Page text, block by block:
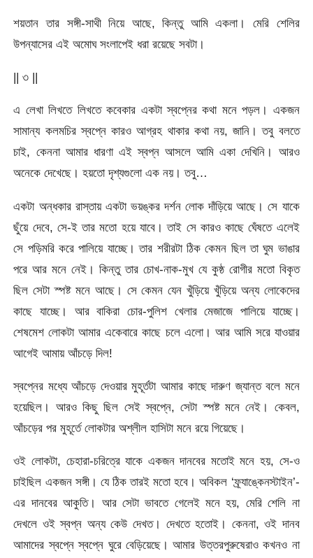
শয়তান তার সঙ্গী-সাথী নিয়ে আছে, কিন্তু আমি একলা। মেরি শেলির
উপন্যাসের এই অমোঘ সংলাপেই ধরা রয়েছে সবটা।
|| ৩ ||
এ লেখা লিখতে লিখতে কবেকার একটা স্বপ্নের কথা মনে পড়ল। একজন
সামান্য কলমচির স্বপ্নে কারও আগ্রহ থাকার কথা নয়, জানি। তবু বলতে
চাই, কেননা আমার ধারণা এই স্বপ্ন আসলে আমি একা দেখিনি। আরও
অনেকে দেখেছে। হয়তো দৃশ্যগুলো এক নয়। তবু…
একটা অন্ধকার রাস্তায় একটা ভয়ঙ্কর দর্শন লোক দাঁড়িয়ে আছে। সে যাকে
ছুঁয়ে দেবে, সে-ই তার মতো হয়ে যাবে। তাই সে কারও কাছে ঘেঁষতে এলেই
সে পড়িমরি করে পালিয়ে যাচ্ছে। তার শরীরটা ঠিক কেমন ছিল তা ঘুম ভাঙার
পরে আর মনে নেই। কিন্তু তার চোখ-নাক-মুখ যে কুষ্ঠ রোগীর মতো বিকৃত
ছিল সেটা স্পষ্ট মনে আছে। সে কেমন যেন খুঁড়িয়ে খুঁড়িয়ে অন্য লোকেদের
কাছে যাচ্ছে। আর বাকিরা চোর-পুলিশ খেলার মেজাজে পালিয়ে যাচ্ছে।
শেষমেশ লোকটা আমার একেবারে কাছে চলে এলো। আর আমি সরে যাওয়ার
আগেই আমায় আঁচড়ে দিল!
স্বপ্নের মধ্যে আঁচড়ে দেওয়ার মুহূর্তটা আমার কাছে দারুণ জ্যান্ত বলে মনে
হয়েছিল। আরও কিছু ছিল সেই স্বপ্নে, সেটা স্পষ্ট মনে নেই। কেবল,
আঁচড়ের পর মুহূর্তে লোকটার অশ্লীল হাসিটা মনে রয়ে গিয়েছে।
ওই লোকটা, চেহারা-চরিত্রে যাকে একজন দানবের মতোই মনে হয়, সে-ও
চাইছিল একজন সঙ্গী। যে ঠিক তারই মতো হবে। অবিকল ‘ফ্র্যাঙ্কেনস্টাইন’-
এর দানবের আকুতি। আর সেটা ভাবতে গেলেই মনে হয়, মেরি শেলি না
দেখলে ওই স্বপ্ন অন্য কেউ দেখত। দেখতে হতোই। কেননা, ওই দানব
আমাদের স্বপ্নে স্বপ্নে ঘুরে বেড়িয়েছে। আমার উত্তরপুরুষেরাও কখনও না